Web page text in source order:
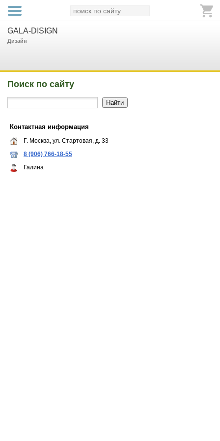
GALA-DISIGN
Дизайн
Поиск по сайту
Контактная информация
Г. Москва, ул. Стартовая, д. 33
8 (906) 766-18-55
Галина